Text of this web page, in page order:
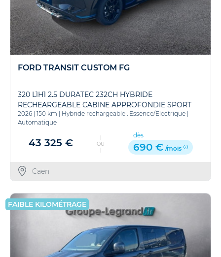
FORD TRANSIT CUSTOM FG
320 L1H1 2.5 DURATEC 232CH HYBRIDE
RECHEARGEABLE CABINE APPROFONDIE SPORT
CVT - PR
2026 150 km Hybride rechargeable : Essence/Electrique
Automatique
43 325 € OU
dès
690 € /mois
Caen
FAIBLE KILOMÉTRAGE